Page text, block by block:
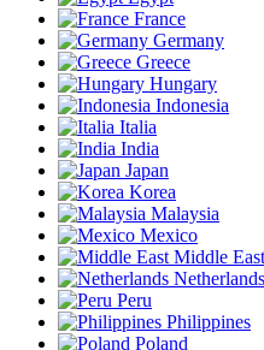
France
Germany
Greece
Hungary
Indonesia
Italia
India
Japan
Korea
Malaysia
Mexico
Middle East
Netherlands
Peru
Philippines
Poland